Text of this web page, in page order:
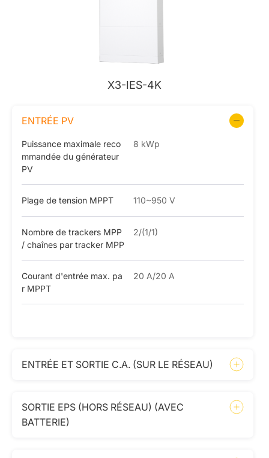
X3-IES-4K
ENTRÉE PV
Puissance maximale reco
mmandée du générateur
PV
8 kWp
Plage de tension MPPT 110~950 V
Nombre de trackers MPP
/ chaînes par tracker MPP
2/(1/1)
Courant d'entrée max. pa
r MPPT
20 A/20 A
ENTRÉE ET SORTIE C.A. (SUR LE RÉSEAU)
SORTIE EPS (HORS RÉSEAU) (AVEC
BATTERIE)